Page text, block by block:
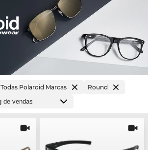
Todas Polaroid Marcas Round